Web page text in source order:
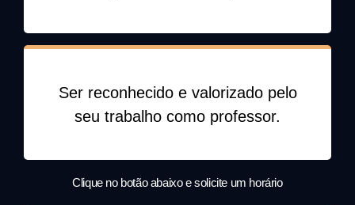
Ser reconhecido e valorizado pelo
seu trabalho como professor.
Clique no botão abaixo e solicite um horário